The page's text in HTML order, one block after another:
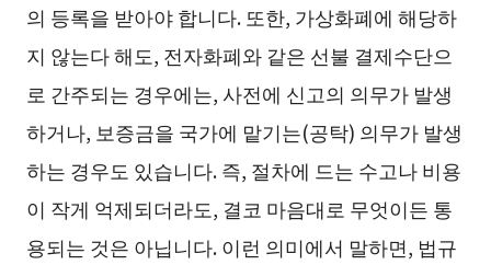
의 등록을 받아야 합니다. 또한, 가상화폐에 해당하
지 않는다 해도, 전자화폐와 같은 선불 결제수단으
로 간주되는 경우에는, 사전에 신고의 의무가 발생
하거나, 보증금을 국가에 맡기는(공탁) 의무가 발생
하는 경우도 있습니다. 즉, 절차에 드는 수고나 비용
이 작게 억제되더라도, 결코 마음대로 무엇이든 통
용되는 것은 아닙니다. 이런 의미에서 말하면, 법규